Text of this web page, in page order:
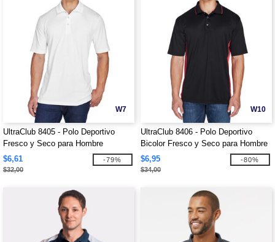
W7
UltraClub 8405 - Polo Deportivo
Fresco y Seco para Hombre
$6,61
$32,00
-79%
W10
UltraClub 8406 - Polo Deportivo
Bicolor Fresco y Seco para Hombre
$6,95
$34,00
-80%